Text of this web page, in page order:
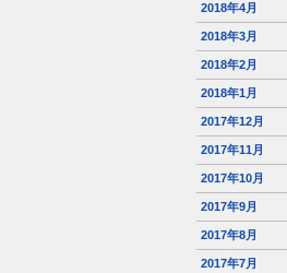
2018年4月
2018年3月
2018年2月
2018年1月
2017年12月
2017年11月
2017年10月
2017年9月
2017年8月
2017年7月